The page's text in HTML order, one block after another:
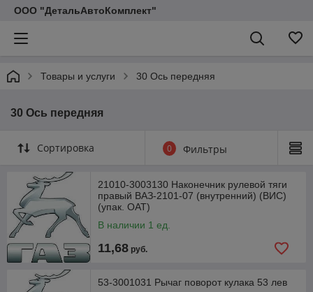
ООО "ДетальАвтоКомплект"
Товары и услуги 30 Ось передняя
30 Ось передняя
Сортировка 0 Фильтры
21010-3003130 Наконечник рулевой тяги
правый ВАЗ-2101-07 (внутренний) (ВИС)
(упак. ОАТ)
В наличии 1 ед.
11,68 руб.
53-3001031 Рычаг поворот кулака 53 лев